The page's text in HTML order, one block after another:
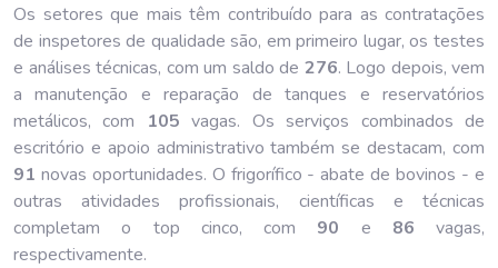
Os setores que mais têm contribuído para as contratações
de inspetores de qualidade são, em primeiro lugar, os testes
e análises técnicas, com um saldo de 276. Logo depois, vem
a manutenção e reparação de tanques e reservatórios
metálicos, com 105 vagas. Os serviços combinados de
escritório e apoio administrativo também se destacam, com
91 novas oportunidades. O frigorífico - abate de bovinos - e
outras atividades profissionais, científicas e técnicas
completam o top cinco, com 90 e 86 vagas,
respectivamente.